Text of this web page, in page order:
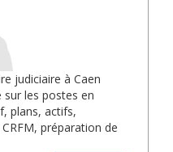
judiciaire à Caen
sur les postes en
plans, actifs,
préparation de